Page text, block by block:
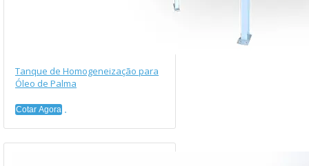
Tanque de Homogeneização para
Óleo de Palma
Cotar Agora